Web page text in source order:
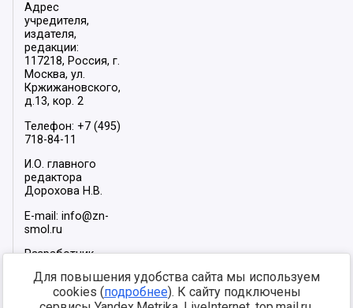
Адрес
учредителя,
издателя,
редакции:
117218, Россия, г.
Москва, ул.
Кржижановского,
д.13, кор. 2
Телефон: +7 (495)
718-84-11
И.О. главного
редактора
Дорохова Н.В.
E-mail: info@zn-
smol.ru
Разработчик
2026
Для повышения удобства сайта мы используем
cookies (подробнее). К сайту подключены